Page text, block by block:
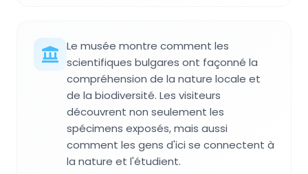
Le musée montre comment les
scientifiques bulgares ont façonné la
compréhension de la nature locale et
de la biodiversité. Les visiteurs
découvrent non seulement les
spécimens exposés, mais aussi
comment les gens d'ici se connectent à
la nature et l'étudient.